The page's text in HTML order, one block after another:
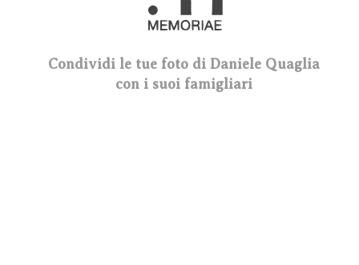
Condividi le tue foto di Daniele Quaglia
con i suoi famigliari